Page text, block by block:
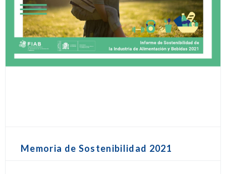
Memoria de Sostenibilidad 2021